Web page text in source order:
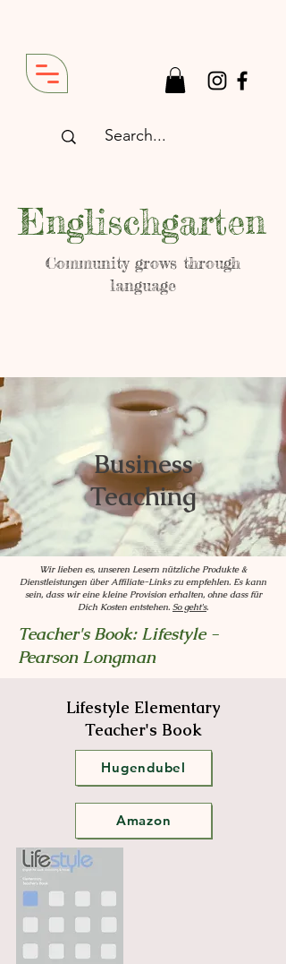
Englischgarten
Community grows through
language
Business
Teaching
Wir lieben es, unseren Lesern nützliche Produkte &
Dienstleistungen über Affiliate-Links zu empfehlen. Es kann
sein, dass wir eine kleine Provision erhalten, ohne dass für
Dich Kosten entstehen. So geht's.
Teacher's Book: Lifestyle -
Pearson Longman
Lifestyle Elementary
Teacher's Book
Hugendubel
Amazon